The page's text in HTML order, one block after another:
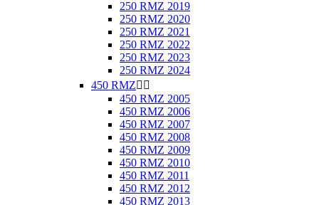
250 RMZ 2019
250 RMZ 2020
250 RMZ 2021
250 RMZ 2022
250 RMZ 2023
250 RMZ 2024
450 RMZ 
450 RMZ 2005
450 RMZ 2006
450 RMZ 2007
450 RMZ 2008
450 RMZ 2009
450 RMZ 2010
450 RMZ 2011
450 RMZ 2012
450 RMZ 2013